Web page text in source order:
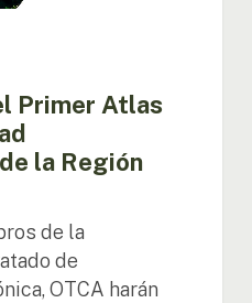
Primer Atlas
la Región
de la
de
OTCA harán